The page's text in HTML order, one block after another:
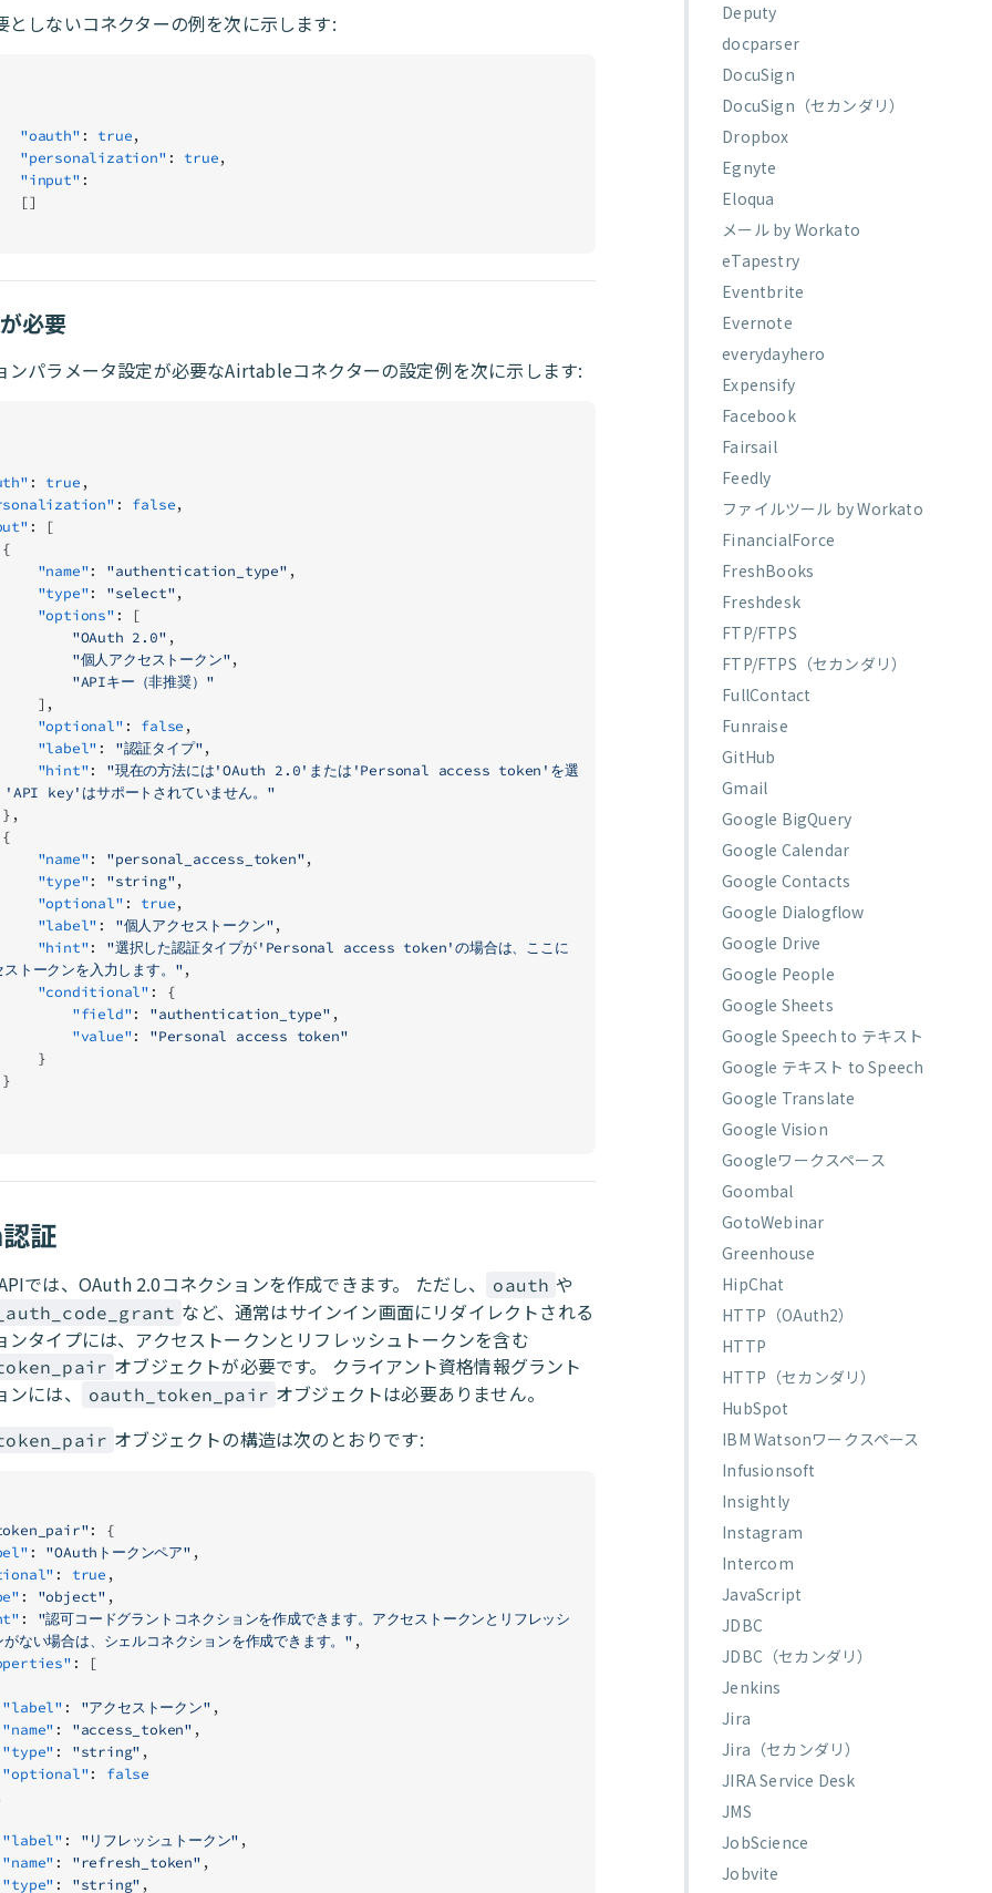
としないコネクターの例を次に示します:
          "oauth"
: true,
          "personalization"
: true,
          "input"
:
          []
必要
ンパラメータ設定が必要なAirtableコネクターの設定例を次に示します:
: true ,
: false,
: [
        {
            "name"
: "authentication_type" ,
            "type"
: "select",
            "options"
: [
                "OAuth 2.0"
,
                "個人アクセストークン"
,
                "APIキー（非推奨）"
            ],
            "optional"
: false ,
            "label"
: "認証タイプ",
            "hint"
: "現在の方法には'OAuth 2.0'または'Personal access token'を選
'API key'はサポートされていません。"
        },
        {
            "name"
: "personal_access_token",
            "type"
: "string",
            "optional"
: true,
            "label"
: "個人アクセストークン",
            "hint"
: "選択した認証タイプが'Personal access token'の場合は、ここに
ストークンを入力します。",
            "conditional"
: {
                "field"
: "authentication_type" ,
                "value"
: "Personal access token"
            }
        }
証
では、OAuth 2.0コネクションを作成できます。 ただし、 oauth や
など、通常はサインイン画面にリダイレクトされる
ンタイプには、アクセストークンとリフレッシュトークンを含む
オブジェクトが必要です。 クライアント資格情報グラント
には、
oauth_token_pair オブジェクトは必要ありません。
オブジェクトの構造は次のとおりです:
: {
: "OAuthトークンペア" ,
: true ,
: "object" ,
: "認可コードグラントコネクションを作成できます。アクセストークンとリフレッシ
がない場合は、シェルコネクションを作成できます。" ,
: [
        "label"
: "アクセストークン" ,
        "name"
: "access_token" ,
        "type"
: "string" ,
        "optional"
: false
        "label"
: "リフレッシュトークン" ,
        "name"
: "refresh_token" ,
        "type"
: "string" ,
Deputy
docparser
DocuSign
DocuSign（セカンダリ）
Dropbox
Egnyte
Eloqua
メール by Workato
eTapestry
Eventbrite
Evernote
everydayhero
Expensify
Facebook
Fairsail
Feedly
ファイルツール by Workato
FinancialForce
FreshBooks
Freshdesk
FTP/FTPS
FTP/FTPS（セカンダリ）
FullContact
Funraise
GitHub
Gmail
Google BigQuery
Google Calendar
Google Contacts
Google Dialogflow
Google Drive
Google People
Google Sheets
Google Speech to テキスト
Google テキスト to Speech
Google Translate
Google Vision
Googleワークスペース
Goombal
GotoWebinar
Greenhouse
HipChat
HTTP（OAuth2）
HTTP
HTTP（セカンダリ）
HubSpot
IBM Watsonワークスペース
Infusionsoft
Insightly
Instagram
Intercom
JavaScript
JDBC
JDBC（セカンダリ）
Jenkins
Jira
Jira（セカンダリ）
JIRA Service Desk
JMS
JobScience
Jobvite